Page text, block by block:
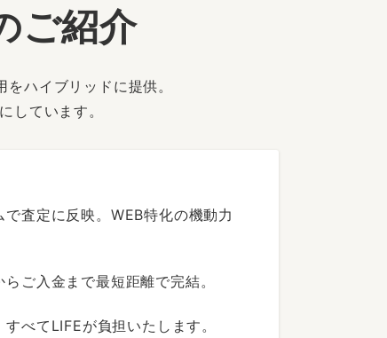
ご紹介
ハイブリッドに提供。
しています。
査定に反映。WEB特化の機動力
ご入金まで最短距離で完結。
べてLIFEが負担いたします。